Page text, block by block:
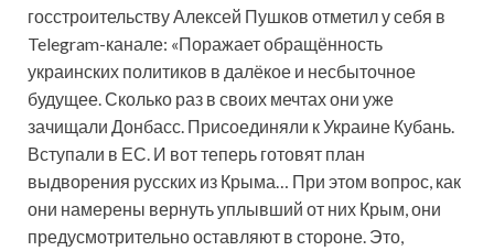
госстроительству Алексей Пушков отметил у себя в
Telegram-канале: «Поражает обращённость
украинских политиков в далёкое и несбыточное
будущее. Сколько раз в своих мечтах они уже
зачищали Донбасс. Присоединяли к Украине Кубань.
Вступали в ЕС. И вот теперь готовят план
выдворения русских из Крыма… При этом вопрос, как
они намерены вернуть уплывший от них Крым, они
предусмотрительно оставляют в стороне. Это,